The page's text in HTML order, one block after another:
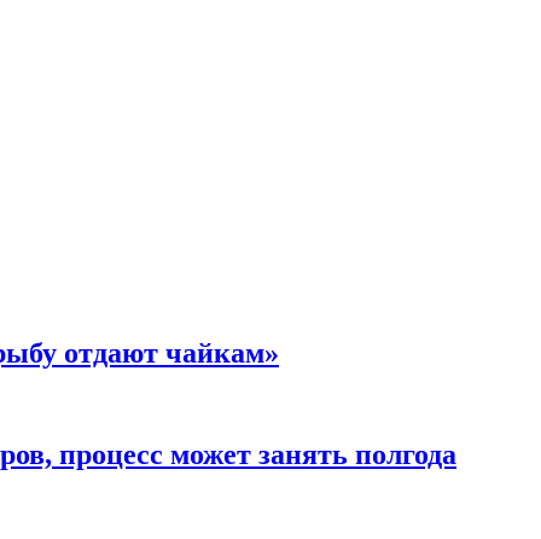
отдают чайкам»
процесс может занять полгода